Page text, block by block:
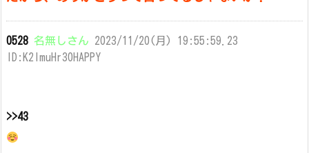
0528 名無しさん 2023/11/20(月) 19:55:59.23
ID:K2ImuHr30HAPPY
>>43